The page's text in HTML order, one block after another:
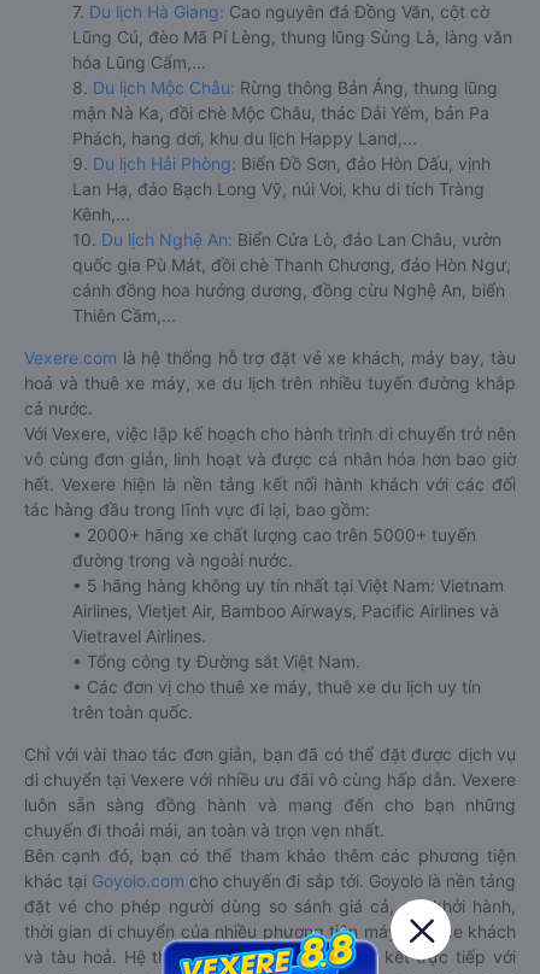
7. Du lịch Hà Giang: Cao nguyên đá Đồng Văn, cột cờ
Lũng Cú, đèo Mã Pí Lèng, thung lũng Sủng Là, làng văn
hóa Lũng Cẩm,...
8. Du lịch Mộc Châu: Rừng thông Bản Áng, thung lũng
mận Nà Ka, đồi chè Mộc Châu, thác Dải Yếm, bản Pa
Phách, hang dơi, khu du lịch Happy Land,...
9. Du lịch Hải Phòng: Biển Đồ Sơn, đảo Hòn Dấu, vịnh
Lan Hạ, đảo Bạch Long Vỹ, núi Voi, khu di tích Tràng
Kênh,...
10. Du lịch Nghệ An: Biển Cửa Lò, đảo Lan Châu, vườn
quốc gia Pù Mát, đồi chè Thanh Chương, đảo Hòn Ngư,
cánh đồng hoa hướng dương, đồng cừu Nghệ An, biển
Thiên Cầm,...
Vexere.com là hệ thống hỗ trợ đặt vé xe khách, máy bay, tàu
hoả và thuê xe máy, xe du lịch trên nhiều tuyến đường khắp
cả nước.
Với Vexere, việc lập kế hoạch cho hành trình di chuyển trở nên
vô cùng đơn giản, linh hoạt và được cá nhân hóa hơn bao giờ
hết. Vexere hiện là nền tảng kết nối hành khách với các đối
tác hàng đầu trong lĩnh vực đi lại, bao gồm:
• 2000+ hãng xe chất lượng cao trên 5000+ tuyến
đường trong và ngoài nước.
• 5 hãng hàng không uy tín nhất tại Việt Nam: Vietnam
Airlines, Vietjet Air, Bamboo Airways, Pacific Airlines và
Vietravel Airlines.
• Tổng công ty Đường sắt Việt Nam.
• Các đơn vị cho thuê xe máy, thuê xe du lịch uy tín
trên toàn quốc.
Chỉ với vài thao tác đơn giản, bạn đã có thể đặt được dịch vụ
di chuyển tại Vexere với nhiều ưu đãi vô cùng hấp dẫn. Vexere
luôn sẵn sàng đồng hành và mang đến cho bạn những
chuyến đi thoải mái, an toàn và trọn vẹn nhất.
Bên cạnh đó, bạn có thể tham khảo thêm các phương tiện
khác tại Goyolo.com cho chuyến đi sắp tới. Goyolo là nền tảng
đặt vé cho phép người dùng so sánh giá cả, giờ khởi hành,
thời gian di chuyển của nhiều phương tiện máy bay, xe khách
và tàu hoả. Hệ thống của Goyolo được liên kết trực tiếp với